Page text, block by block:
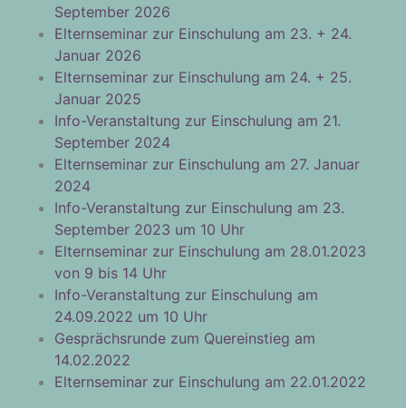
September 2026
Elternseminar zur Einschulung am 23. + 24.
Januar 2026
Elternseminar zur Einschulung am 24. + 25.
Januar 2025
Info-Veranstaltung zur Einschulung am 21.
September 2024
Elternseminar zur Einschulung am 27. Januar
2024
Info-Veranstaltung zur Einschulung am 23.
September 2023 um 10 Uhr
Elternseminar zur Einschulung am 28.01.2023
von 9 bis 14 Uhr
Info-Veranstaltung zur Einschulung am
24.09.2022 um 10 Uhr
Gesprächsrunde zum Quereinstieg am
14.02.2022
Elternseminar zur Einschulung am 22.01.2022